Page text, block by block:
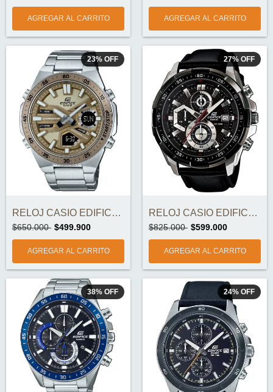
23% OFF
RELOJ CASIO EDIFICE EFV-C110D-5A ORIGINA...
$650.000 $499.900
27% OFF
RELOJ CASIO EDIFICE EFR-539L-1AV ORIGINA...
$825.000 $599.000
38% OFF 24% OFF